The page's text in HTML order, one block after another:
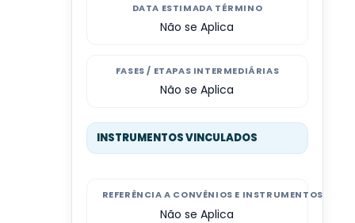
DATA ESTIMADA TÉRMINO
Não se Aplica
FASES / ETAPAS INTERMEDIÁRIAS
Não se Aplica
INSTRUMENTOS VINCULADOS
REFERÊNCIA A CONVÊNIOS E INSTRUMENTOS
Não se Aplica